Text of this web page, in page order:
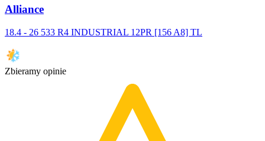
Alliance
18.4 - 26 533 R4 INDUSTRIAL 12PR [156 A8] TL
Zbieramy opinie